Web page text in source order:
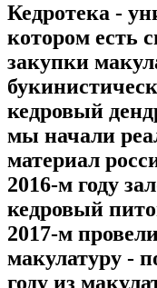
Кедротека -
котором есть
закупки
кедровый
мы начали
материал
2016-м году
кедровый
2017-м
макулатуру -
году из